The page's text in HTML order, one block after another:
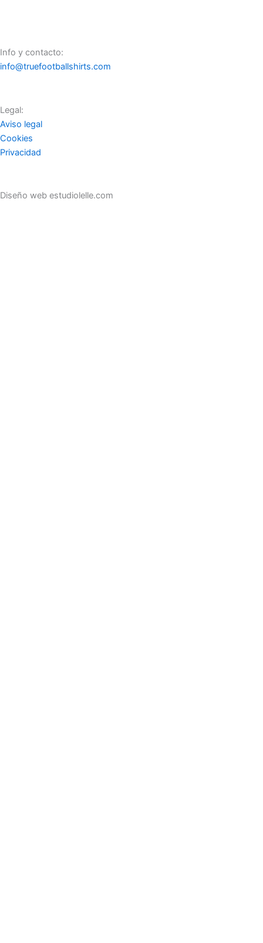
Info y contacto:
info@truefootballshirts.com
Legal:
Aviso legal
Cookies
Privacidad
Diseño web estudiolelle.com